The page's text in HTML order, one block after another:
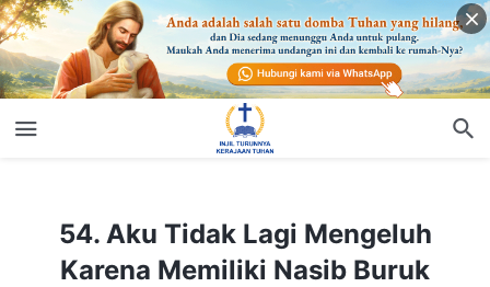
54. Aku Tidak Lagi Mengeluh
Karena Memiliki Nasib Buruk